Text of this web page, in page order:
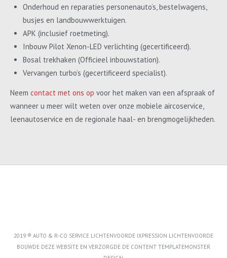
Onderhoud en reparaties personenauto’s, bestelwagens,
busjes en landbouwwerktuigen.
APK (inclusief roetmeting).
Inbouw Pilot Xenon-LED verlichting (gecertificeerd).
Bosal trekhaken (Officieel inbouwstation).
Vervangen turbo’s (gecertificeerd specialist).
Neem contact met ons op voor het maken van een afspraak of
wanneer u meer wilt weten over onze mobiele aircoservice,
leenautoservice en de regionale haal- en brengmogelijkheden.
2019 ® AUTO & R-CO SERVICE LICHTENVOORDE IXPRESSION LICHTENVOORDE
BOUWDE DEZE WEBSITE EN VERZORGDE DE CONTENT TEMPLATEMONSTER